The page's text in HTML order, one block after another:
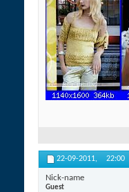
22-09-2011, 22:00
Nick-name
Guest